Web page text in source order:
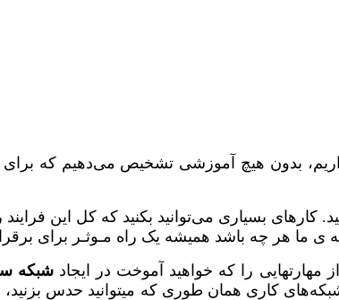
بدون هیچ آموزشی تشخیص می‌دهیم که
بسیاری می‌توانید بکنید که کل این
ما هر چه باشد همیشه یک راه مـوثـر برای
مهارتهایی را که خواهید آموخت در ایجادشبکه
کاری همان طوری که میتوانید حدس بزنید،